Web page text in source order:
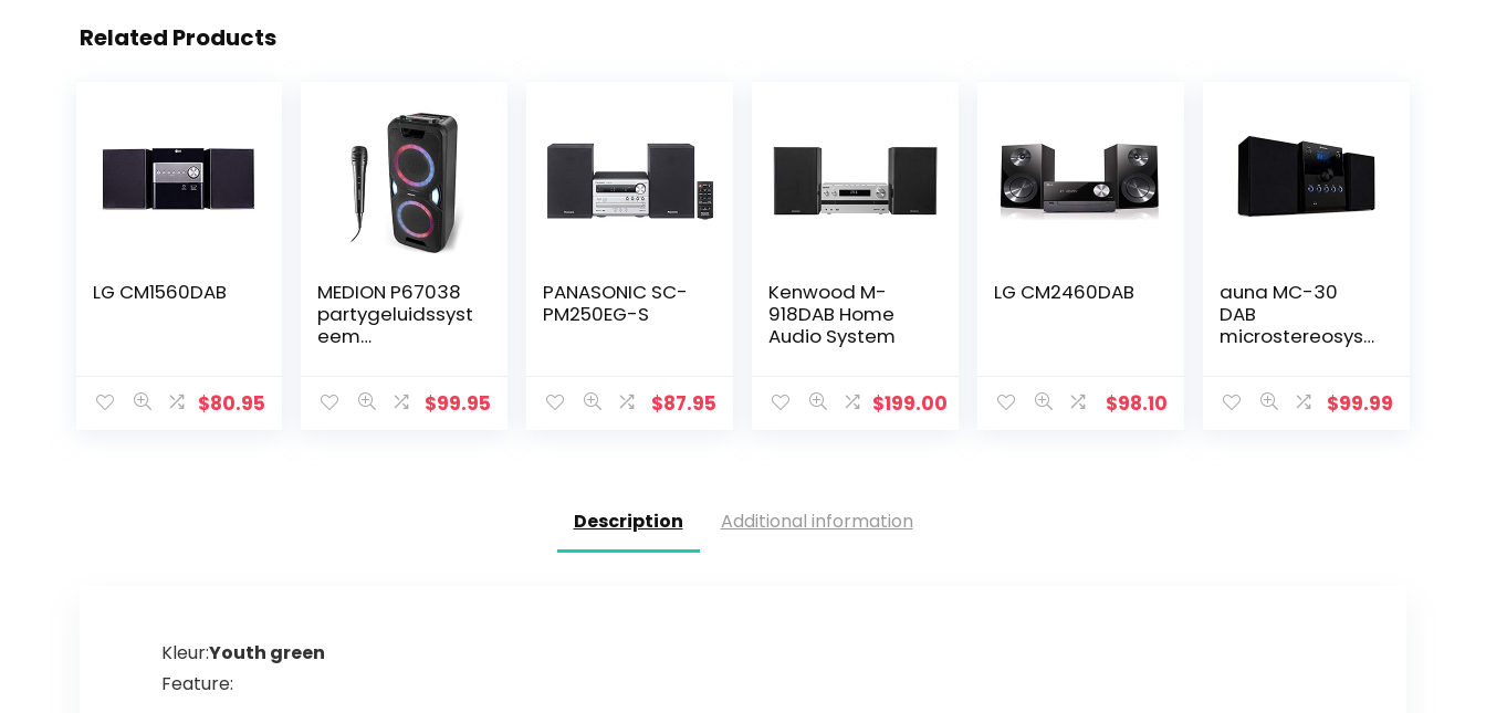
Related Products
LG CM1560DAB
$80.95
MEDION P67038
partygeluidssyst
eem
batterij, FM-$99.95
PANASONIC SC-
PM250EG-S
$87.95
Kenwood M-
918DAB Home
Audio System
$199.00
LG CM2460DAB
$98.10
auna MC-30
DAB
microstereosyst
2-weg
$99.99
Description Additional information
Kleur:Youth green
Feature: